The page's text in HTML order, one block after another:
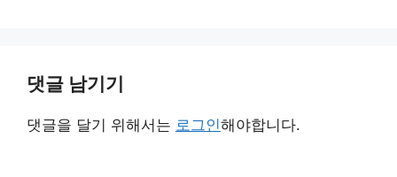
댓글 남기기
댓글을 달기 위해서는 로그인해야합니다.